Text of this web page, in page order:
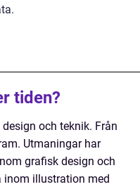
tiden?
och teknik. Från
Utmaningar har
grafisk design och
illustration med